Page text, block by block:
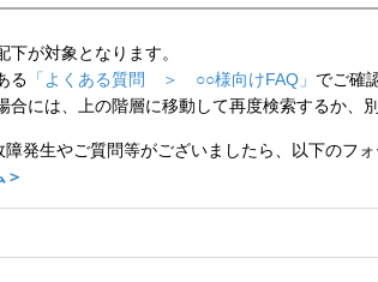
が対象となります。
る 「よくある質問 ＞ ○○様向けFAQ」 でご確
合には、上の階層に移動して再度検索するか、
発生やご質問等がございましたら、以下のフォ